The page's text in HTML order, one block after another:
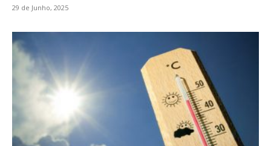
29 de Junho, 2025